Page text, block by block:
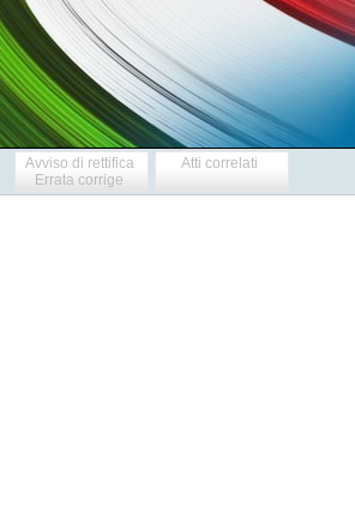
Avviso di rettifica
Errata corrige
Atti correlati